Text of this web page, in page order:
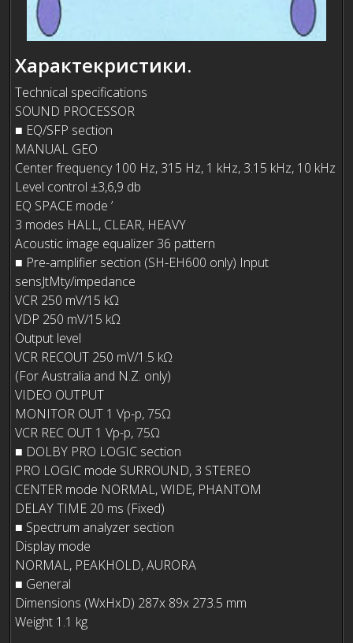
Характекристики.
Technical specifications
SOUND PROCESSOR
■ EQ/SFP section
MANUAL GEO
Center frequency 100 Hz, 315 Hz, 1 kHz, 3.15 kHz, 10 kHz
Level control ±3,6,9 db
EQ SPACE mode ’
3 modes HALL, CLEAR, HEAVY
Acoustic image equalizer 36 pattern
■ Pre-amplifier section (SH-EH600 only) Input
sensJtMty/impedance
VCR 250 mV/15 kΩ
VDP 250 mV/15 kΩ
Output level
VCR RECOUT 250 mV/1.5 kΩ
(For Australia and N.Z. only)
VIDEO OUTPUT
MONITOR OUT 1 Vp-p, 75Ω
VCR REC OUT 1 Vp-p, 75Ω
■ DOLBY PRO LOGIC section
PRO LOGIC mode SURROUND, 3 STEREO
CENTER mode NORMAL, WIDE, PHANTOM
DELAY TIME 20 ms (Fixed)
■ Spectrum analyzer section
Display mode
NORMAL, PEAKHOLD, AURORA
■ General
Dimensions (WxHxD) 287x 89x 273.5 mm
Weight 1.1 kg